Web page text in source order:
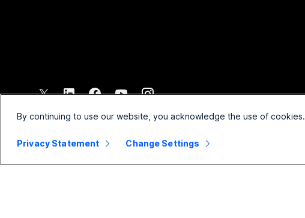
2026 Cisco ja/tai sen tytäryhtiöt. Kaikki oikeudet pidätetään.
By continuing to use our website, you acknowledge the use of cookies.
Privacy Statement Change Settings